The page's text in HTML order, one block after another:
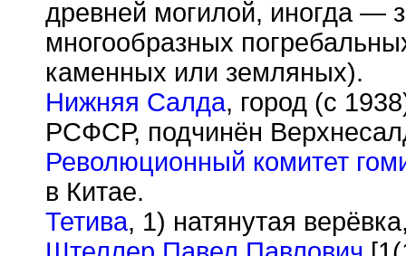
древней могилой, иногда —
многообразных
каменных или земляных).
Нижняя Салда, город (с
РСФСР, подчинён
Революционный комитет
в Китае.
Тетива, 1) натянутая